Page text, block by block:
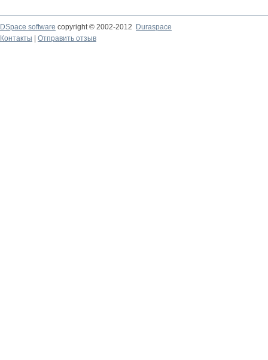
DSpace software copyright © 2002-2012
Duraspace
Контакты
Отправить отзыв